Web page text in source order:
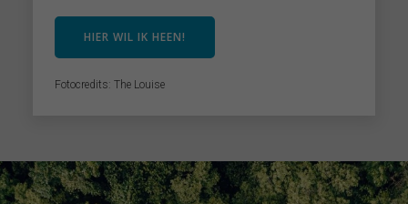
HIER WIL IK HEEN!
Fotocredits: The Louise